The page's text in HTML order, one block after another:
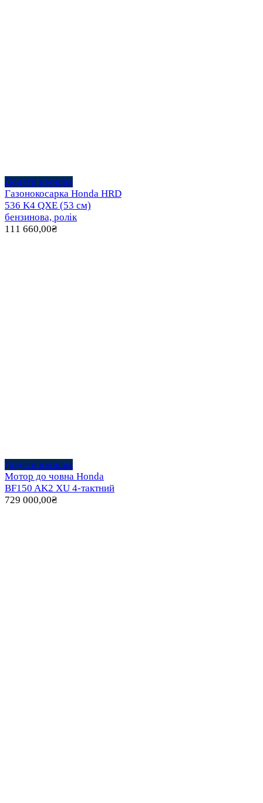
Додати в кошик
Газонокосарка Honda HRD
536 K4 QXE (53 см)
бензинова, ролік
111 660,00₴
Додати в кошик
Мотор до човна Honda
BF150 AK2 XU 4-тактний
729 000,00₴